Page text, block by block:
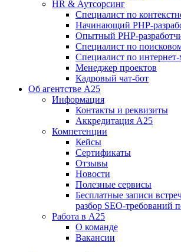
HR & Аутсорсинг
Специалист по
Начинающий PHP-
Опытный PHP-
Специалист по
Специалист по
Менеджер проектов
Кадровый чат-бот
Об агентстве А25
Информация
Контакты и реквизиты
Аккредитация А25
Компетенции
Кейсы
Сертификаты
Отзывы
Новости
Полезные сервисы
Бесплатные записи
разбор SEO-требований
Работа в А25
О команде
Вакансии